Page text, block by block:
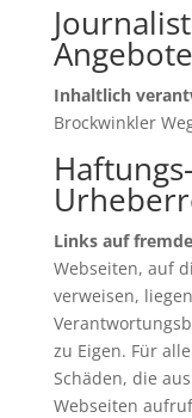
Angebote
Inhaltlich
Brockwinkler
Links auf
Webseiten, auf
verweisen,
zu Eigen. Für
Schäden, die
Webseiten